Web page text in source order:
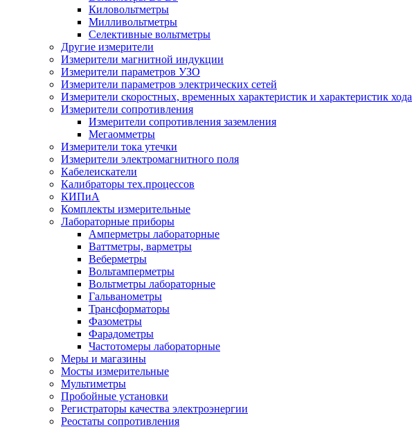
Киловольтметры
Милливольтметры
Селективные вольтметры
Другие измерители
Измерители магнитной индукции
Измерители параметров УЗО
Измерители параметров электрических сетей
Измерители скоростных, временных характеристик и характеристик хода
Измерители сопротивления
Измерители сопротивления заземления
Мегаомметры
Измерители тока утечки
Измерители электромагнитного поля
Кабелеискатели
Калибраторы тех.процессов
КИПиА
Комплекты измерительные
Лабораторные приборы
Амперметры лабораторные
Ваттметры, варметры
Веберметры
Вольтамперметры
Вольтметры лабораторные
Гальванометры
Трансформаторы
Фазометры
Фарадометры
Частотомеры лабораторные
Меры и магазины
Мосты измерительные
Мультиметры
Пробойные установки
Регистраторы качества электроэнергии
Реостаты сопротивления